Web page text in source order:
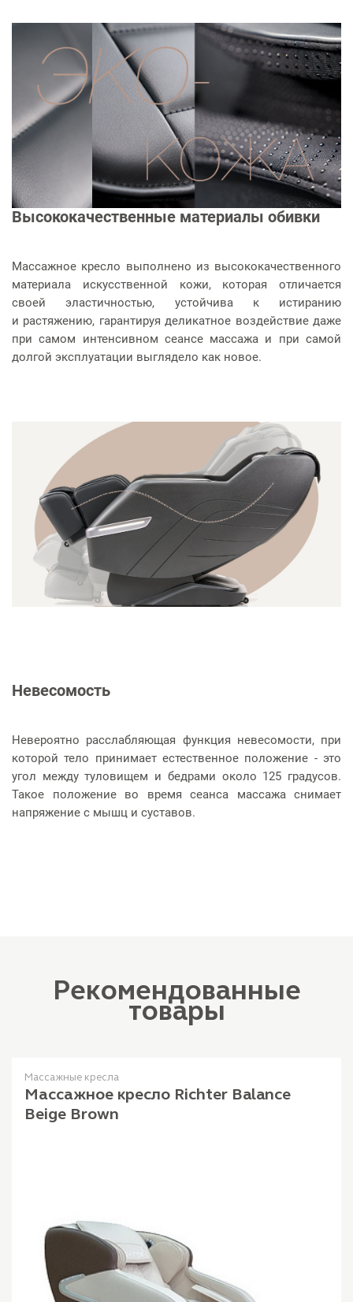
Высококачественные материалы обивки
Массажное кресло выполнено из высококачественного
материала искусственной кожи, которая отличается
своей эластичностью, устойчива к истиранию
и растяжению, гарантируя деликатное воздействие даже
при самом интенсивном сеансе массажа и при самой
долгой эксплуатации выглядело как новое.
Невесомость
Невероятно расслабляющая функция невесомости, при
которой тело принимает естественное положение - это
угол между туловищем и бедрами около 125 градусов.
Такое положение во время сеанса массажа снимает
напряжение с мышц и суставов.
Рекомендованные
товары
Массажные кресла
Массажное кресло Richter Balance
Beige Brown